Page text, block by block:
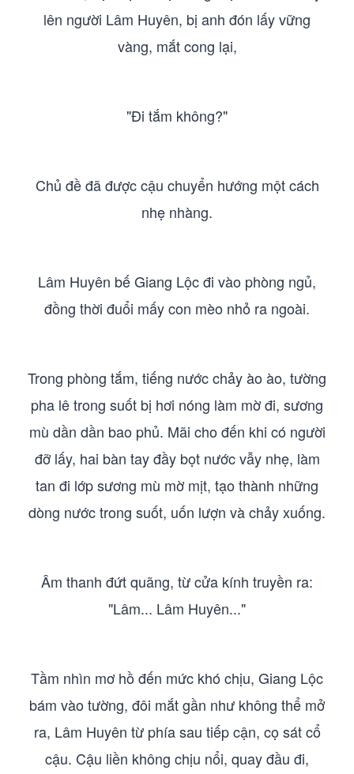
lên người Lâm Huyên, bị anh đón lấy vững
vàng, mắt cong lại,
"Đi tắm không?"
Chủ đề đã được cậu chuyển hướng một cách
nhẹ nhàng.
Lâm Huyên bế Giang Lộc đi vào phòng ngủ,
đồng thời đuổi mấy con mèo nhỏ ra ngoài.
Trong phòng tắm, tiếng nước chảy ào ào, tường
pha lê trong suốt bị hơi nóng làm mờ đi, sương
mù dần dần bao phủ. Mãi cho đến khi có người
đỡ lấy, hai bàn tay đầy bọt nước vẫy nhẹ, làm
tan đi lớp sương mù mờ mịt, tạo thành những
dòng nước trong suốt, uốn lượn và chảy xuống.
Âm thanh đứt quãng, từ cửa kính truyền ra:
"Lâm... Lâm Huyên..."
Tầm nhìn mơ hồ đến mức khó chịu, Giang Lộc
bám vào tường, đôi mắt gần như không thể mở
ra, Lâm Huyên từ phía sau tiếp cận, cọ sát cổ
cậu. Cậu liền không chịu nổi, quay đầu đi,